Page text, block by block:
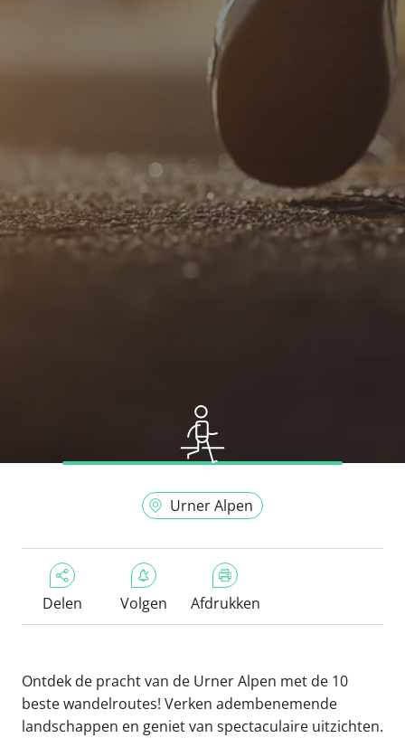
Urner Alpen
Delen Volgen Afdrukken
Ontdek de pracht van de Urner Alpen met de 10
beste wandelroutes! Verken adembenemende
landschappen en geniet van spectaculaire uitzichten.